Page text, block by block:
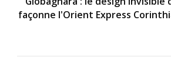
façonne l'Orient Express